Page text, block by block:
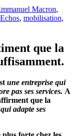
Macron,
, mobilisation,
que la
une entreprise qui
pas ses services. A
que la
adapte ses